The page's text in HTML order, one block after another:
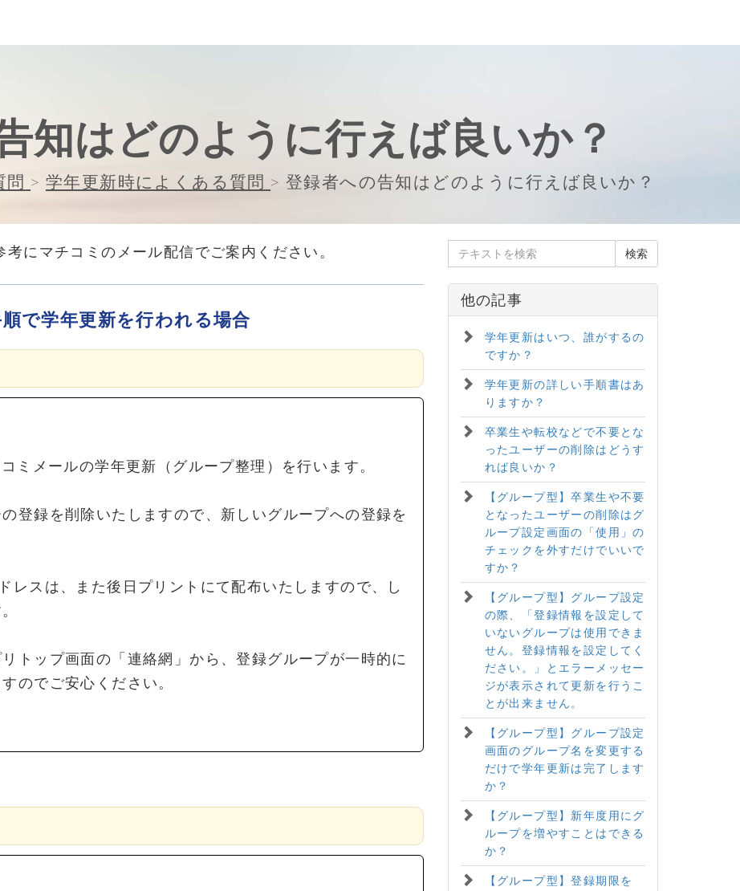
知はどのように行えば良いか？
問 > 学年更新時によくある質問 > 登録者への告知はどのように行えば良いか？
にマチコミのメール配信でご案内ください。
で学年更新を行われる場合
ミメールの学年更新（グループ整理）を行います。
登録を削除いたしますので、新しいグループへの登録を
レスは、また後日プリントにて配布いたしますので、し
トップ画面の「連絡網」から、登録グループが一時的に
のでご安心ください。
他の記事
学年更新はいつ、誰がするの
ですか？
学年更新の詳しい手順書はあ
りますか？
卒業生や転校などで不要とな
ったユーザーの削除はどうす
れば良いか？
【グループ型】卒業生や不要
となったユーザーの削除はグ
ループ設定画面の「使用」の
チェックを外すだけでいいで
すか？
【グループ型】グループ設定
の際、「登録情報を設定して
いないグループは使用できま
せん。登録情報を設定してく
ださい。」とエラーメッセー
ジが表示されて更新を行うこ
とが出来ません。
【グループ型】グループ設定
画面のグループ名を変更する
だけで学年更新は完了します
か？
【グループ型】新年度用にグ
ループを増やすことはできる
か？
【グループ型】登録期限を